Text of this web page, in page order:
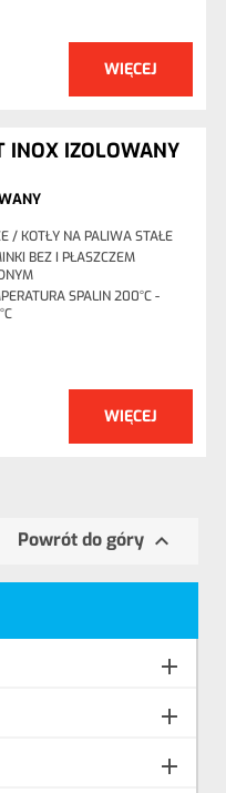
WIĘCEJ
IZOLOWANY
/ KOTŁY NA PALIWA STAŁE
BEZ I PŁASZCZEM
SPALIN 200°C -
WIĘCEJ
Powrót do góry 


